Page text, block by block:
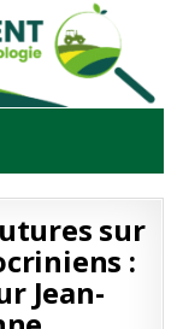
sur
:
Jean-